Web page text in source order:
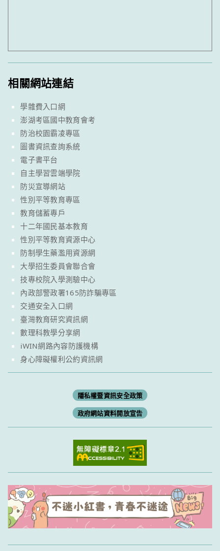
相關網站連結
學雜費入口網
澎湖考區國中教育會考
防治校園霸凌專區
圖書資訊查詢系統
電子書平台
自主學習雲端學院
防災宣導網站
性別平等教育專區
教育儲蓄專戶
十二年國民基本教育
性別平等教育資源中心
防制學生藥濫用資源網
大學招生委員會聯合會
技專校院入學測驗中心
內政部警政署165防詐騙專區
交通安全入口網
臺灣教育研究資訊網
數理科教學分享網
iWIN網路內容防護機構
身心障礙權利公約資訊網
隱私權暨資訊安全政策
政府網站資料開放宣告